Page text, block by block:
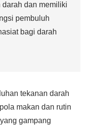
dan memiliki
pembuluh
bagi darah
tekanan darah
makan dan rutin
gampang